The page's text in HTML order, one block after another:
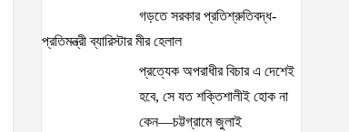
গড়তে সরকার প্রতিশ্রুতিবদ্ধ-
প্রতিমন্ত্রী ব্যারিস্টার মীর হেলাল
প্রত্যেক অপরাধীর বিচার এ দেশেই
হবে, সে যত শক্তিশালীই হোক না
কেন—চট্টগ্রামে জুলাই